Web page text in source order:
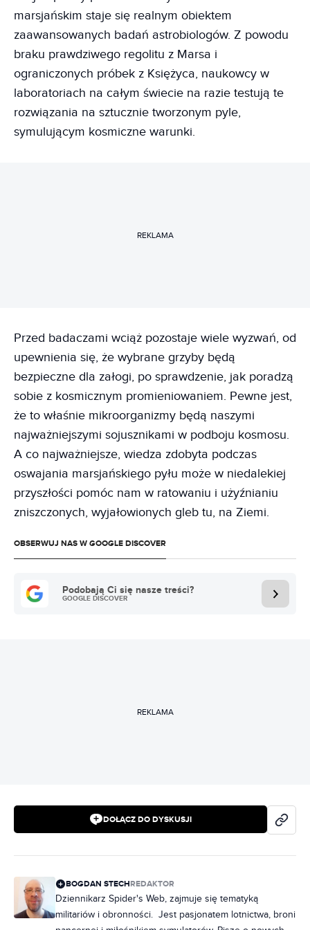
marsjańskim staje się realnym obiektem
zaawansowanych badań astrobiologów. Z powodu
braku prawdziwego regolitu z Marsa i
ograniczonych próbek z Księżyca, naukowcy w
laboratoriach na całym świecie na razie testują te
rozwiązania na sztucznie tworzonym pyle,
symulującym kosmiczne warunki.
REKLAMA
Przed badaczami wciąż pozostaje wiele wyzwań, od
upewnienia się, że wybrane grzyby będą
bezpieczne dla załogi, po sprawdzenie, jak poradzą
sobie z kosmicznym promieniowaniem. Pewne jest,
że to właśnie mikroorganizmy będą naszymi
najważniejszymi sojusznikami w podboju kosmosu.
A co najważniejsze, wiedza zdobyta podczas
oswajania marsjańskiego pyłu może w niedalekiej
przyszłości pomóc nam w ratowaniu i użyźnianiu
zniszczonych, wyjałowionych gleb tu, na Ziemi.
OBSERWUJ NAS W GOOGLE DISCOVER
Podobają Ci się nasze treści?
GOOGLE DISCOVER
REKLAMA
DOŁĄCZ DO DYSKUSJI
BOGDAN STECHREDAKTOR
Dziennikarz Spider's Web, zajmuje się tematyką
militariów i obronności. Jest pasjonatem lotnictwa, broni